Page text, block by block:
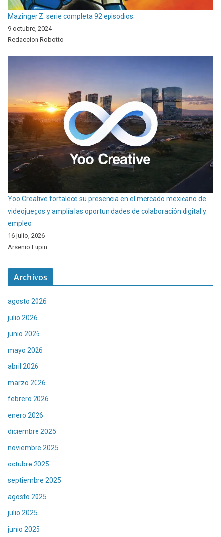
Mazinger Z: serie completa 92 episodios.
9 octubre, 2024
Redaccion Robotto
Yoo Creative fortalece su presencia en el mercado mexicano de
videojuegos y amplía las oportunidades de colaboración digital y
empleo
16 julio, 2026
Arsenio Lupin
Archivos
agosto 2026
julio 2026
junio 2026
mayo 2026
abril 2026
marzo 2026
febrero 2026
enero 2026
diciembre 2025
noviembre 2025
octubre 2025
septiembre 2025
agosto 2025
julio 2025
junio 2025